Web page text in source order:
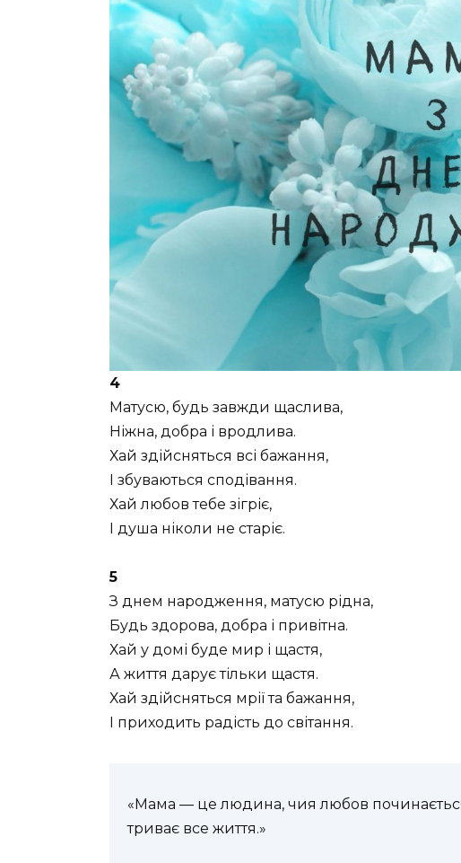
4
Матусю, будь завжди щаслива,
Ніжна, добра і вродлива.
Хай здійсняться всі бажання,
І збуваються сподівання.
Хай любов тебе зігріє,
І душа ніколи не старіє.
5
З днем народження, матусю рідна,
Будь здорова, добра і привітна.
Хай у домі буде мир і щастя,
А життя дарує тільки щастя.
Хай здійсняться мрії та бажання,
І приходить радість до світання.
«Мама — це людина, чия любов
триває все життя.»